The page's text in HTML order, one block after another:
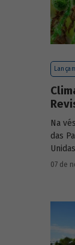
Na
das
em
07 de